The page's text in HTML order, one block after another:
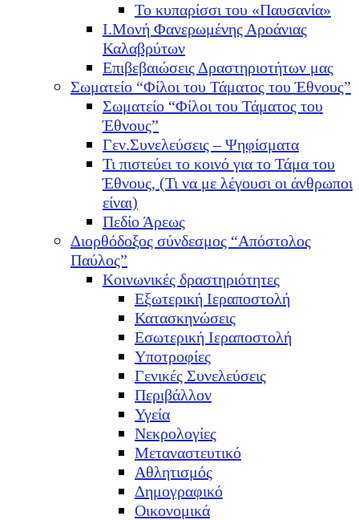
Το κυπαρίσσι του «Παυσανία»
Ι.Μονή Φανερωμένης Αροάνιας
Καλαβρύτων
Επιβεβαιώσεις Δραστηριοτήτων μας
Σωματείο “Φίλοι του Τάματος του Έθνους”
Σωματείο “Φίλοι του Τάματος του
Έθνους”
Γεν.Συνελεύσεις – Ψηφίσματα
Τι πιστεύει το κοινό για το Τάμα του
Έθνους, (Τι να με λέγουσι οι άνθρωποι
είναι)
Πεδίο Άρεως
Διορθόδοξος σύνδεσμος “Απόστολος
Παύλος”
Κοινωνικές δραστηριότητες
Εξωτερική Ιεραποστολή
Κατασκηνώσεις
Εσωτερική Ιεραποστολή
Υποτροφίες
Γενικές Συνελεύσεις
Περιβάλλον
Υγεία
Νεκρολογίες
Μεταναστευτικό
Αθλητισμός
Δημογραφικό
Οικονομικά